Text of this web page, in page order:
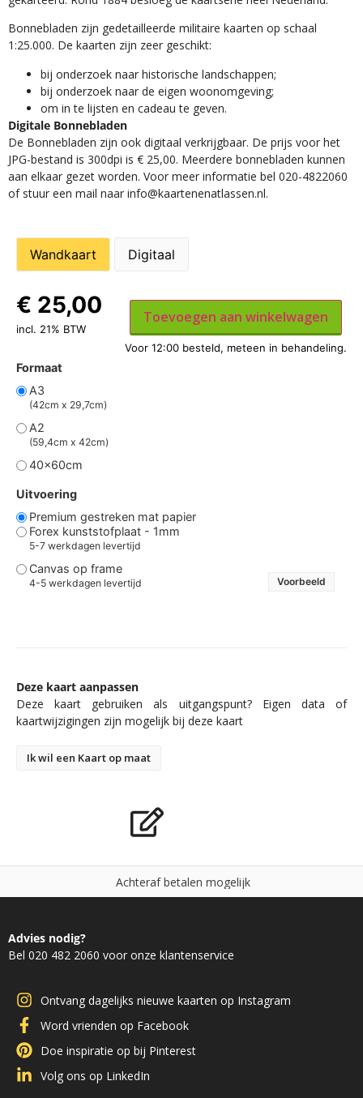
Bonnebladen zijn gedetailleerde militaire kaarten op schaal
1:25.000. De kaarten zijn zeer geschikt:​
​bij onderzoek naar historische landschappen;
bij onderzoek naar de eigen woonomgeving;
om in te lijsten en cadeau te geven.
Digitale Bonnebladen
De Bonnebladen zijn ook digitaal verkrijgbaar. De prijs voor het
JPG-bestand is 300dpi is € 25,00. Meerdere bonnebladen kunnen
aan elkaar gezet worden. Voor meer informatie bel 020-4822060
of stuur een mail naar info@kaartenenatlassen.nl.
Wandkaart Digitaal
Formaat
A3
(42cm x 29,7cm)
A2
(59,4cm x 42cm)
40x60cm
Uitvoering
Premium gestreken mat papier
Forex kunststofplaat - 1mm
5-7 werkdagen levertijd
Canvas op frame
4-5 werkdagen levertijd Voorbeeld
€ 25,00
incl. 21% BTW
Toevoegen aan winkelwagen
Deze kaart aanpassen
Deze kaart gebruiken als uitgangspunt? Eigen data of
kaartwijzigingen zijn mogelijk bij deze kaart
Ik wil een Kaart op maat
Achteraf betalen mogelijk
Advies nodig?
Bel 020 482 2060 voor onze klantenservice
Ontvang dagelijks nieuwe kaarten op Instagram
Word vrienden op Facebook
Doe inspiratie op bij Pinterest
Volg ons op LinkedIn